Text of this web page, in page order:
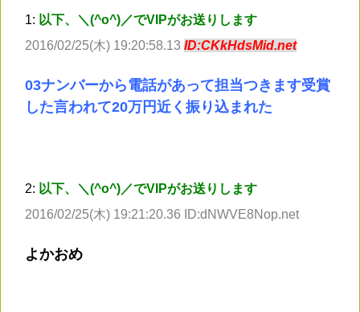
1: 以下、＼(^o^)／でVIPがお送りします
2016/02/25(木) 19:20:58.13 ID:CKkHdsMid.net
03ナンバーから電話があって担当つきます受賞
した言われて20万円近く振り込まれた
2: 以下、＼(^o^)／でVIPがお送りします
2016/02/25(木) 19:21:20.36 ID:dNWVE8Nop.net
よかおめ